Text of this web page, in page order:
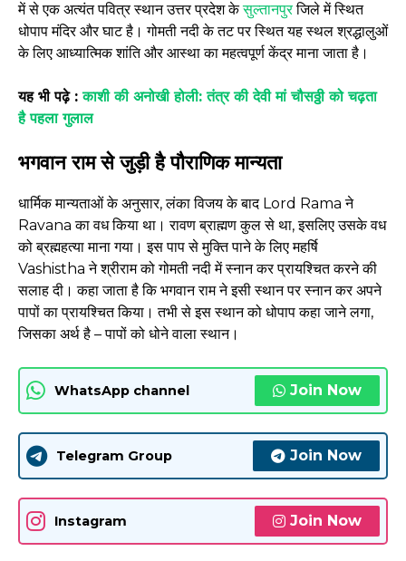
में से एक अत्यंत पवित्र स्थान उत्तर प्रदेश केसुल्तानपुरजिले में स्थित
धोपाप मंदिर और घाट है। गोमती नदी के तट पर स्थित यह स्थल श्रद्धालुओं
के लिए आध्यात्मिक शांति और आस्था का महत्वपूर्ण केंद्र माना जाता है।
यह भी पढ़े :काशी की अनोखी होली: तंत्र की देवी मां चौसठ्ठी को चढ़ता
है पहला गुलाल
भगवान राम से जुड़ी है पौराणिक मान्यता
धार्मिक मान्यताओं के अनुसार, लंका विजय के बाद Lord Rama ने
Ravana का वध किया था। रावण ब्राह्मण कुल से था, इसलिए उसके वध
को ब्रह्महत्या माना गया। इस पाप से मुक्ति पाने के लिए महर्षि
Vashistha ने श्रीराम को गोमती नदी में स्नान कर प्रायश्चित करने की
सलाह दी। कहा जाता है कि भगवान राम ने इसी स्थान पर स्नान कर अपने
पापों का प्रायश्चित किया। तभी से इस स्थान को धोपाप कहा जाने लगा,
जिसका अर्थ है – पापों को धोने वाला स्थान।
WhatsApp channel Join Now
Telegram Group Join Now
Instagram Join Now